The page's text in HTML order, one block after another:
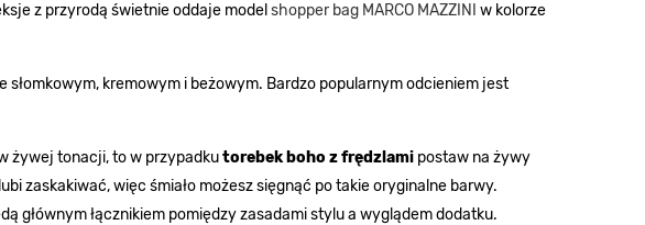
z przyrodą świetnie oddaje model shopper bag MARCO MAZZINI w kolorze
słomkowym, kremowym i beżowym. Bardzo popularnym odcieniem jest
żywej tonacji, to w przypadkutorebek boho z frędzlami postaw na żywy
zaskakiwać, więc śmiało możesz sięgnąć po takie oryginalne barwy.
głównym łącznikiem pomiędzy zasadami stylu a wyglądem dodatku.